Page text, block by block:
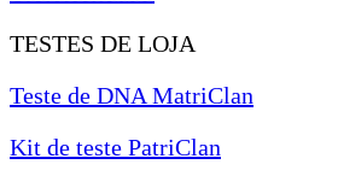
TESTES DE LOJA
Teste de DNA MatriClan
Kit de teste PatriClan